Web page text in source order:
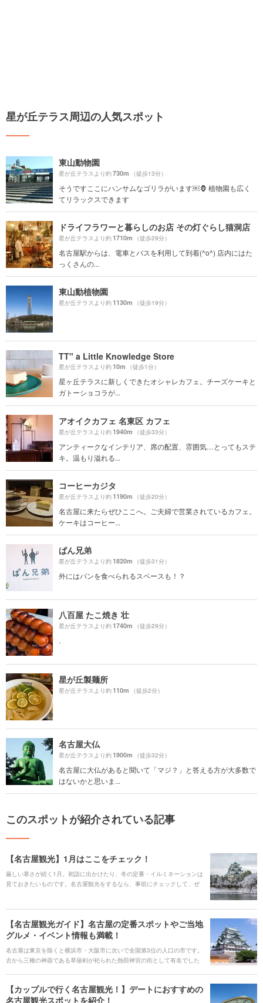
星が丘テラス周辺の人気スポット
東山動物園
星が丘テラスより約730m （徒歩13分）
そうですここにハンサムなゴリラがいます￼🦍 植物園も広く
てリラックスできます
ドライフラワーと暮らしのお店 その灯ぐらし猫洞店
星が丘テラスより約1710m （徒歩29分）
名古屋駅からは、電車とバスを利用して到着(^o^) 店内にはた
っくさんの...
東山動植物園
星が丘テラスより約1130m （徒歩19分）
TT" a Little Knowledge Store
星が丘テラスより約10m （徒歩1分）
星ヶ丘テラスに新しくできたオシャレカフェ。チーズケーキと
ガトーショコラが...
アオイクカフェ 名東区 カフェ
星が丘テラスより約1940m （徒歩33分）
アンティークなインテリア、席の配置、雰囲気…とってもステ
キ。温もり溢れる...
コーヒーカジタ
星が丘テラスより約1190m （徒歩20分）
名古屋に来たらぜひここへ。ご夫婦で営業されているカフェ。
ケーキはコーヒー...
ぱん兄弟
星が丘テラスより約1820m （徒歩31分）
外にはパンを食べられるスペースも！？
八百屋 たこ焼き 壮
星が丘テラスより約1740m （徒歩29分）
.
星が丘製麺所
星が丘テラスより約110m （徒歩2分）
名古屋大仏
星が丘テラスより約1900m （徒歩32分）
名古屋に大仏があると聞いて「マジ？」と答える方が大多数で
はないかと思いま...
このスポットが紹介されている記事
【名古屋観光】1月はここをチェック！
厳しい寒さが続く1月。初詣に出かけたり、冬の定番・イルミネーションは
見ておきたいものです。名古屋観光をするなら、事前にチェックして、ぜ
【名古屋観光ガイド】名古屋の定番スポットやご当地
グルメ・イベント情報も満載！
名古屋は東京を除くと横浜市・大阪市に次いで全国第3位の人口の市です。
古から三種の神器である草薙剣が祀られた熱田神宮の街として有名でした
あります。 熱田神宮・大須観音・名古屋城や徳川園など歴史に触れること
ができる観光スポットも多い一方で、大須商店街や栄・金山エリアは名古
【カップルで行く名古屋観光！】デートにおすすめの
名古屋観光スポットを紹介！